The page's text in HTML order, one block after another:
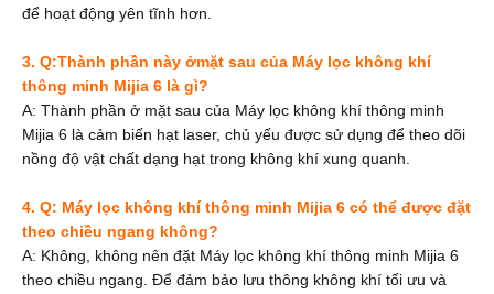
để hoạt động yên tĩnh hơn.
3. Q:Thành phần này ởmặt sau của Máy lọc không khí
thông minh Mijia 6 là gì?
A: Thành phần ở mặt sau của Máy lọc không khí thông minh
Mijia 6 là cảm biến hạt laser, chủ yếu được sử dụng để theo dõi
nồng độ vật chất dạng hạt trong không khí xung quanh.
4. Q: Máy lọc không khí thông minh Mijia 6 có thể được đặt
theo chiều ngang không?
A: Không, không nên đặt Máy lọc không khí thông minh Mijia 6
theo chiều ngang. Để đảm bảo lưu thông không khí tối ưu và